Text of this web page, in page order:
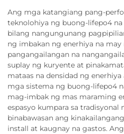
Ang mga katangiang pang-
teknolohiya ng buong-lifepo4 na
bilang nangungunang
ng imbakan ng enerhiya na may
pangangailangan na
suplay ng kuryente at
mataas na densidad ng
mga sistema ng buong-lifepo4
mag-imbak ng mas maraming
espasyo kumpara sa tradisyonal
binabawasan ang
install at kaugnay na gastos.